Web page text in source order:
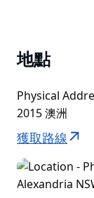
地點
Physical
2015 澳洲
獲取路線